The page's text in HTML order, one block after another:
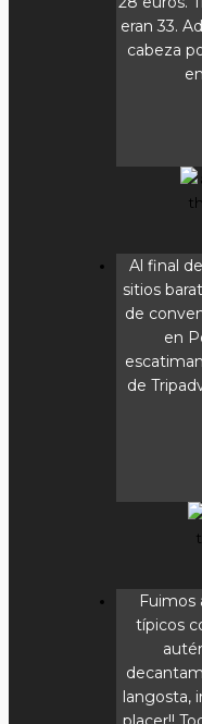
eran 33.
cabeza
Al final
sitios
de
en
de
Fuimos
típicos
langosta,